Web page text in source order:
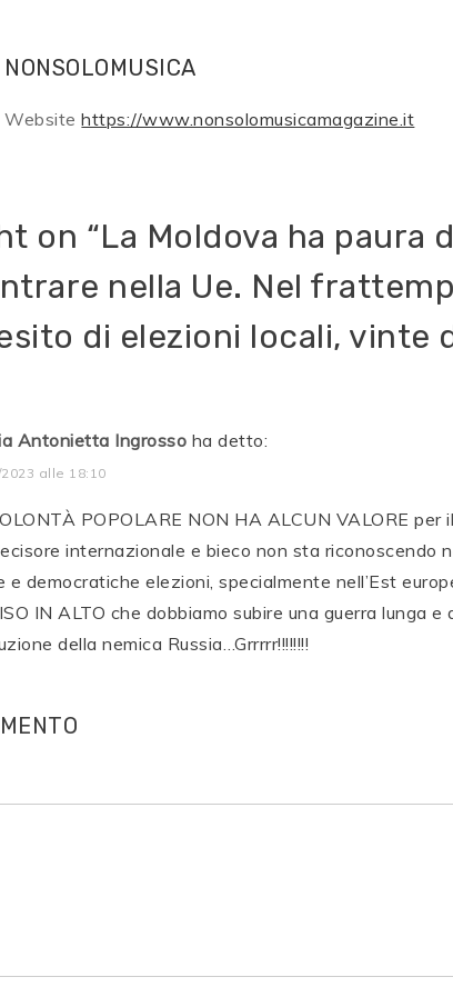
NONSOLOMUSICA
Website https://www.nonsolomusicamagazine.it
on “La Moldova ha paura
nella Ue. Nel
di elezioni locali, vinte
Antonietta Ingrosso ha detto:
alle 18:10
POPOLARE NON HA ALCUN VALORE per
internazionale e bieco non sta riconoscendo
e democratiche elezioni, specialmente nell’Est
IN ALTO che dobbiamo subire una guerra lunga e
della nemica Russia…Grrrrr!!!!!!!!